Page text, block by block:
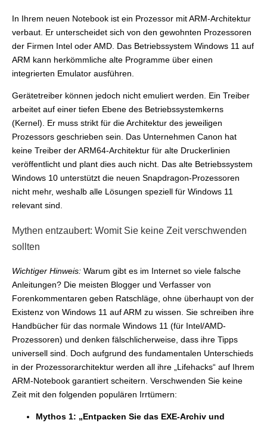
In Ihrem neuen Notebook ist ein Prozessor mit ARM-Architektur
verbaut. Er unterscheidet sich von den gewohnten Prozessoren
der Firmen Intel oder AMD. Das Betriebssystem Windows 11 auf
ARM kann herkömmliche alte Programme über einen
integrierten Emulator ausführen.
Gerätetreiber können jedoch nicht emuliert werden. Ein Treiber
arbeitet auf einer tiefen Ebene des Betriebssystemkerns
(Kernel). Er muss strikt für die Architektur des jeweiligen
Prozessors geschrieben sein. Das Unternehmen Canon hat
keine Treiber der ARM64-Architektur für alte Druckerlinien
veröffentlicht und plant dies auch nicht. Das alte Betriebssystem
Windows 10 unterstützt die neuen Snapdragon-Prozessoren
nicht mehr, weshalb alle Lösungen speziell für Windows 11
relevant sind.
Mythen entzaubert: Womit Sie keine Zeit verschwenden
sollten
Wichtiger Hinweis: Warum gibt es im Internet so viele falsche
Anleitungen? Die meisten Blogger und Verfasser von
Forenkommentaren geben Ratschläge, ohne überhaupt von der
Existenz von Windows 11 auf ARM zu wissen. Sie schreiben ihre
Handbücher für das normale Windows 11 (für Intel/AMD-
Prozessoren) und denken fälschlicherweise, dass ihre Tipps
universell sind. Doch aufgrund des fundamentalen Unterschieds
in der Prozessorarchitektur werden all ihre „Lifehacks“ auf Ihrem
ARM-Notebook garantiert scheitern. Verschwenden Sie keine
Zeit mit den folgenden populären Irrtümern:
Mythos 1: „Entpacken Sie das EXE-Archiv und